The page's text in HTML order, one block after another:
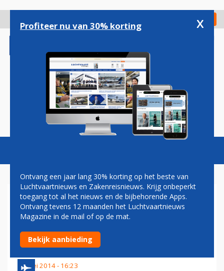
gaan
Check in
Magazine Podcasts Vacatures
F-16'S VOOR BEWAKEN
LUCHTRUIM BALTISCHE
LANDEN
23 mei 2014 - 16:23
Profiteer nu van 30% korting x
Ontvang een jaar lang 30% korting op het beste van
Luchtvaartnieuws en Zakenreisnieuws. Krijg onbeperkt
toegang tot al het nieuws en de bijbehorende Apps.
Ontvang tevens 12 maanden het Luchtvaartnieuws
Magazine in de mail of op de mat.
Bekijk aanbieding